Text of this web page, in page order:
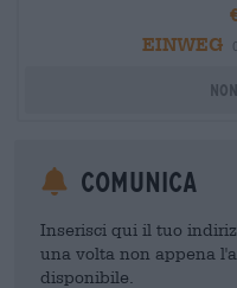
EINWEG
Comunica
Inserisci qui il tuo
una volta non appena
disponibile.